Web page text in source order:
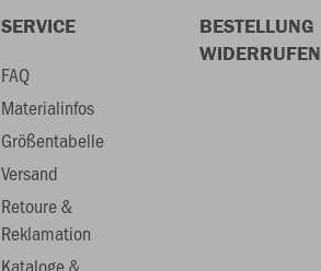
SERVICE
FAQ
Materialinfos
Größentabelle
Versand
Retoure &
Reklamation
Kataloge &
BESTELLUNG
WIDERRUFEN